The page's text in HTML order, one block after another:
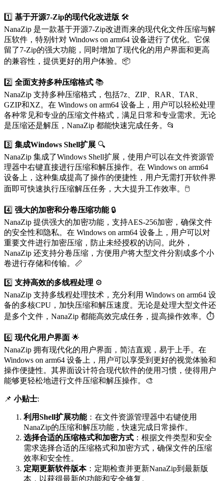
1️⃣ 基于开源7-Zip的现代化改进版 🛠️
NanaZip 是一款基于开源7-Zip改进而来的现代化文件压缩与解
压软件，特别针对 Windows on arm64 设备进行了优化。它保
留了7-Zip的强大功能，同时增加了现代化的用户界面和更高
的兼容性，提供更好的用户体验。📦
2️⃣ 全面支持多种压缩格式 📚
NanaZip 支持多种压缩格式，包括7z、ZIP、RAR、TAR、
GZIP和XZ。在 Windows on arm64 设备上，用户可以轻松处理
各种常见和专业的压缩文件格式，满足日常和专业需求。无论
是压缩还是解压，NanaZip 都能快速完成任务。📂
3️⃣ 集成Windows Shell扩展 🔍
NanaZip 集成了Windows Shell扩展，使用户可以在文件资源管
理器中右键直接进行压缩和解压操作。在 Windows on arm64
设备上，这种集成提高了操作的便捷性，用户无需打开软件界
面即可快速执行压缩解压任务，大大提升工作效率。🖱️
4️⃣ 强大的加密和分卷压缩功能🔒
NanaZip 提供强大的加密功能，支持AES-256加密，确保文件
的安全性和隐私。在 Windows on arm64 设备上，用户可以对
重要文件进行加密压缩，防止未经授权的访问。此外，
NanaZip 还支持分卷压缩，方便用户将大型文件分割成多个小
卷进行存储和传输。📏
5️⃣ 支持高效的多线程处理 ⚙️
NanaZip 支持多线程处理技术，充分利用 Windows on arm64 设
备的多核CPU，加快压缩和解压速度。无论是处理大型文件还
是多个文件，NanaZip 都能高效完成任务，提高操作效率。⏱️
6️⃣ 现代化用户界面 🌟
NanaZip 拥有现代化的用户界面，简洁直观，易于上手。在
Windows on arm64 设备上，用户可以享受到更好的视觉体验和
操作便捷性。其界面设计符合现代软件的使用习惯，使得用户
能够更轻松地进行文件压缩和解压操作。🎨
📌 小贴士:
利用Shell扩展功能：在文件资源管理器中右键使用
NanaZip的压缩和解压功能，快速完成日常操作。
选择合适的压缩格式和加密方式 ：根据文件类型和安全
需求选择合适的压缩格式和加密方式，确保文件的压缩
效率和安全性。
定期更新软件版本：定期检查并更新NanaZip到最新版
本，以获得最新的功能和安全修复。